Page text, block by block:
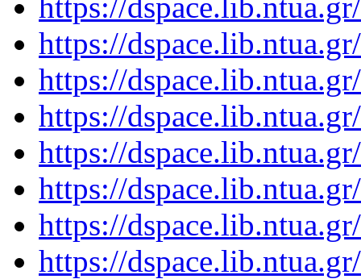
https://
https://
https://
https://
https://
https://
https://